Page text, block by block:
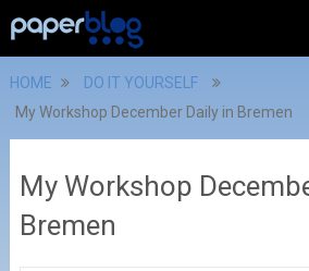
HOME
DO IT YOURSELF
My Workshop December Daily in Bremen
My Workshop
Bremen